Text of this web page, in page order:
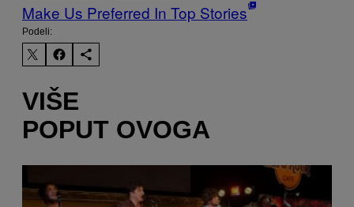
Make Us Preferred In Top Stories
Podeli:
VIŠE
POPUT OVOGA